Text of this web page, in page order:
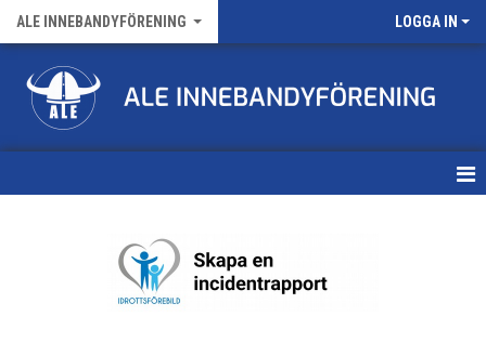
ALE INNEBANDYFÖRENING LOGGA IN
FÖRENINGENS MATCHER